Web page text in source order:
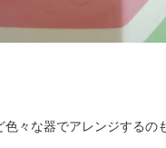
々な器でアレンジするの